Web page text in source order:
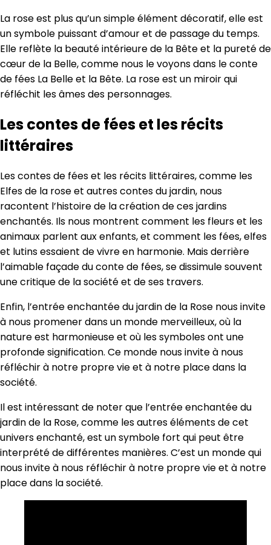
La rose est plus qu’un simple élément décoratif, elle est
un symbole puissant d’amour et de passage du temps.
Elle reflète la beauté intérieure de la Bête et la pureté de
cœur de la Belle, comme nous le voyons dans le conte
de fées La Belle et la Bête. La rose est un miroir qui
réfléchit les âmes des personnages.
Les contes de fées et les récits
littéraires
Les contes de fées et les récits littéraires, comme les
Elfes de la rose et autres contes du jardin, nous
racontent l’histoire de la création de ces jardins
enchantés. Ils nous montrent comment les fleurs et les
animaux parlent aux enfants, et comment les fées, elfes
et lutins essaient de vivre en harmonie. Mais derrière
l’aimable façade du conte de fées, se dissimule souvent
une critique de la société et de ses travers.
Enfin, l’entrée enchantée du jardin de la Rose nous invite
à nous promener dans un monde merveilleux, où la
nature est harmonieuse et où les symboles ont une
profonde signification. Ce monde nous invite à nous
réfléchir à notre propre vie et à notre place dans la
société.
Il est intéressant de noter que l’entrée enchantée du
jardin de la Rose, comme les autres éléments de cet
univers enchanté, est un symbole fort qui peut être
interprété de différentes manières. C’est un monde qui
nous invite à nous réfléchir à notre propre vie et à notre
place dans la société.